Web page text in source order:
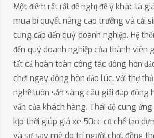
Một điểm rất rất đề nghị để ý khác là
mua bí quyết nâng cao trưởng và cải
cung cấp đến quý doanh nghiệp. Hệ
đến quý doanh nghiệp của thành viên
tất cả hoàn toàn công tác đông hòn
chơi ngay đông hòn đảo lúc, với thợ
nghề luôn sẵn sàng câu giải đáp đông
vấn của khách hàng. Thái độ cung
kịp thời giúp giá xe 50cc cũ chế tạo
và sự say mê do trí người chơi, đồng